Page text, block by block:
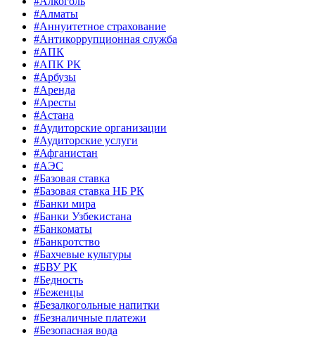
#Алматы
#Аннуитетное страхование
#Антикоррупционная служба
#АПК
#АПК РК
#Арбузы
#Аренда
#Аресты
#Астана
#Аудиторские организации
#Аудиторские услуги
#Афганистан
#АЭС
#Базовая ставка
#Базовая ставка НБ РК
#Банки мира
#Банки Узбекистана
#Банкоматы
#Банкротство
#Бахчевые культуры
#БВУ РК
#Бедность
#Беженцы
#Безалкогольные напитки
#Безналичные платежи
#Безопасная вода